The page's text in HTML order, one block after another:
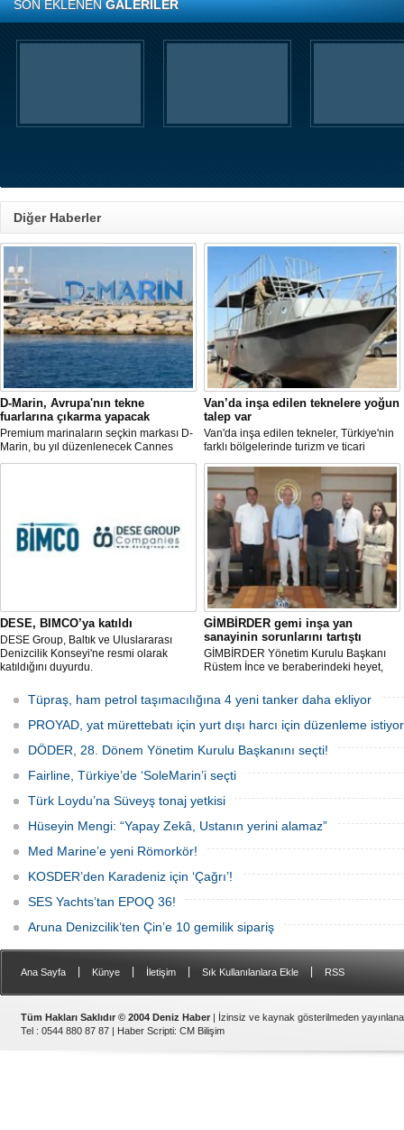
SON EKLENENGALERİLER
Diğer Haberler
D-Marin, Avrupa'nın tekne
fuarlarına çıkarma yapacak
Premium marinaların seçkin markası D-
Marin, bu yıl düzenlenecek Cannes
Yachting Festival ve Cenova
Van’da inşa edilen teknelere yoğun
talep var
Van'da inşa edilen tekneler, Türkiye'nin
farklı bölgelerinde turizm ve ticari
faaliyetlerde kullanılmak üzere deniz ve
göllerle buluşuyor. Müşterilerin
taleplerine göre özel olarak tasarlanan
tekneler, donanım ve özelliklerine göre
şekillendirilerek teslim ediliyor.
DESE, BIMCO’ya katıldı
DESE Group, Baltık ve Uluslararası
Denizcilik Konseyi'ne resmi olarak
katıldığını duyurdu.
GİMBİRDER gemi inşa yan
sanayinin sorunlarını tartıştı
GİMBİRDER Yönetim Kurulu Başkanı
Rüstem İnce ve beraberindeki heyet,
ziyaret etti. Görüşmede tersane taşeron
firmalarının yaşadığı sektörel sorunlar
ile vergi uygulamalarındaki
mağduriyetler ele alındı.
Tüpraş, ham petrol taşımacılığına 4 yeni tanker daha ekliyor
PROYAD, yat mürettebatı için yurt dışı harcı için düzenleme istiyor
DÖDER, 28. Dönem Yönetim Kurulu Başkanını seçti!
Fairline, Türkiye’de ‘SoleMarin’i seçti
Türk Loydu’na Süveyş tonaj yetkisi
Hüseyin Mengi: “Yapay Zekâ, Ustanın yerini alamaz”
Med Marine’e yeni Römorkör!
KOSDER’den Karadeniz için ‘Çağrı’!
SES Yachts’tan EPOQ 36!
Aruna Denizcilik’ten Çin’e 10 gemilik sipariş
Ana Sayfa Künye İletişim Sık Kullanılanlara Ekle RSS
Tüm Hakları Saklıdır © 2004 Deniz Haber | İzinsiz ve kaynak gösterilmeden
Tel : 0544 880 87 87 | Haber Scripti: CM Bilişim